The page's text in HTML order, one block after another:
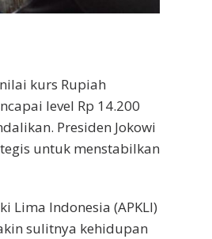
kurs Rupiah
level Rp 14.200
Presiden Jokowi
untuk menstabilkan
Lima Indonesia (APKLI)
sulitnya kehidupan